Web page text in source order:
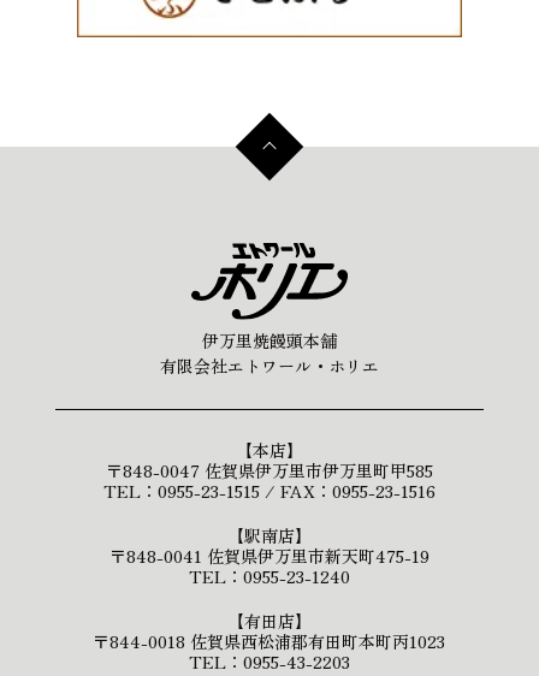
伊万里焼饅頭本舗
有限会社エトワール・ホリエ
【本店】
〒848-0047 佐賀県伊万里市伊万里町甲585
TEL：0955-23-1515 / FAX：0955-23-1516
【駅南店】
〒848-0041 佐賀県伊万里市新天町475-19
TEL：0955-23-1240
【有田店】
〒844-0018 佐賀県西松浦郡有田町本町丙1023
TEL：0955-43-2203